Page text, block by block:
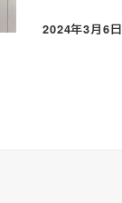
投稿日
2024年3月6日